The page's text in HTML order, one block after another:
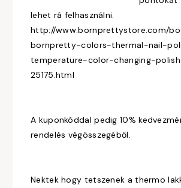
lehet rá felhasználni.
http://www.bornprettystore.com/
bornpretty-colors-thermal-nail-
temperature-color-changing-
25175.html
A kuponkóddal pedig 10%
rendelés végösszegéből.
Nektek hogy tetszenek a thermo